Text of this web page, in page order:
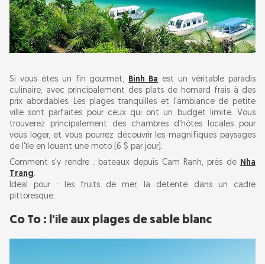
Si vous êtes un fin gourmet, Binh Ba est un véritable paradis
culinaire, avec principalement des plats de homard frais à des
prix abordables. Les plages tranquilles et l'ambiance de petite
ville sont parfaites pour ceux qui ont un budget limité. Vous
trouverez principalement des chambres d'hôtes locales pour
vous loger, et vous pourrez découvrir les magnifiques paysages
de l'île en louant une moto (6 $ par jour).
Comment s'y rendre : bateaux depuis Cam Ranh, près de Nha
Trang.
Idéal pour : les fruits de mer, la détente dans un cadre
pittoresque.
Co To : l'île aux plages de sable blanc